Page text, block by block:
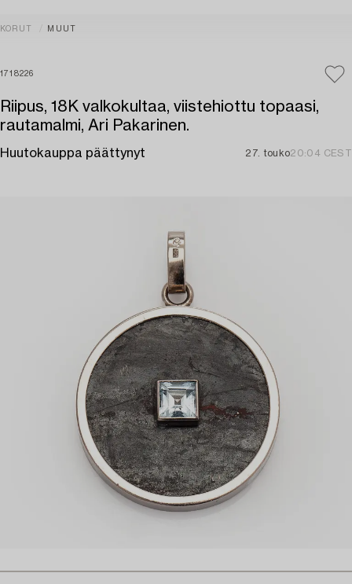
KORUT MUUT
1718226
Riipus, 18K valkokultaa, viistehiottu topaasi,
rautamalmi, Ari Pakarinen.
Huutokauppa päättynyt 27. touko20:04 CEST